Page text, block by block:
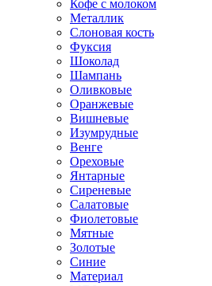
Кофе с молоком
Металлик
Слоновая кость
Фуксия
Шоколад
Шампань
Оливковые
Оранжевые
Вишневые
Изумрудные
Венге
Ореховые
Янтарные
Сиреневые
Салатовые
Фиолетовые
Мятные
Золотые
Синие
Материал